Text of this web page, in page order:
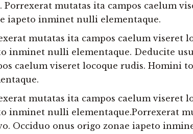
Porrexerat mutatas ita campos caelum
iapeto inminet nulli elementaque.
mutatas ita campos caelum viseret
inminet nulli elementaque. Deducite
caelum viseret locoque rudis. Homini
mutatas ita campos caelum viseret
inminet nulli elementaque.Porrexerat
Occiduo onus origo zonae iapeto